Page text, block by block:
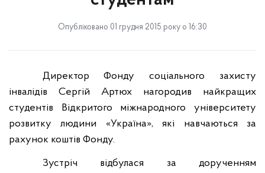
Опубліковано 01 грудня 2015 року о 16:30
Директор Фонду соціального захисту
інвалідів Сергій Артюх нагородив найкращих
студентів Відкритого міжнародного університету
розвитку людини «Україна», які навчаються за
рахунок коштів Фонду.
Зустріч відбулася за дорученням